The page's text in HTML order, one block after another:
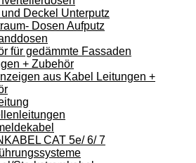
Deckel Unterputz
Dosen Aufputz
für gedämmte Fassaden
+ Zubehör
aus Kabel Leitungen +
CAT 5e/ 6/ 7